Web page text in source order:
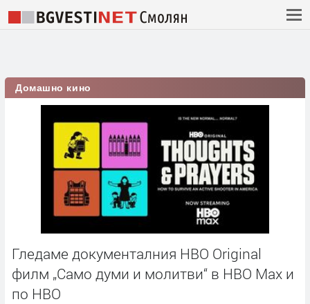
Домашно кино
Гледаме документалния HBO Original
филм „Само думи и молитви“ в HBO Max и
по HBO